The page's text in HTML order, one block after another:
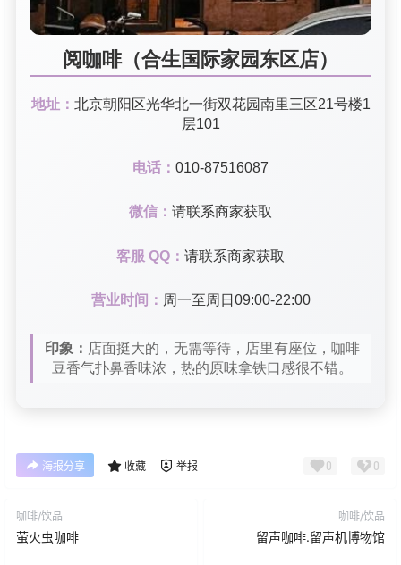
阅咖啡（合生国际家园东区店）
地址： 北京朝阳区光华北一街双花园南里三区21号楼1
层101
电话： 010-87516087
微信： 请联系商家获取
客服 QQ： 请联系商家获取
营业时间： 周一至周日09:00-22:00
印象： 店面挺大的，无需等待，店里有座位，咖啡
豆香气扑鼻香味浓，热的原味拿铁口感很不错。
海报分享 收藏 举报 0 0
咖啡/饮品
萤火虫咖啡
咖啡/饮品
留声咖啡.留声机博物馆